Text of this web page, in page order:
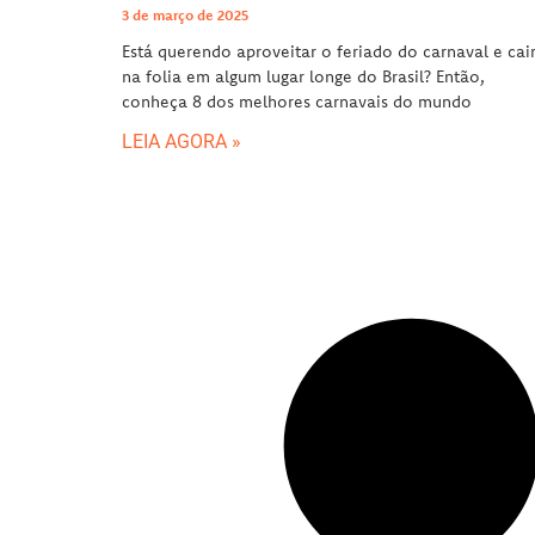
3 de março de 2025
Está querendo aproveitar o feriado do carnaval e cair
na folia em algum lugar longe do Brasil? Então,
conheça 8 dos melhores carnavais do mundo
LEIA AGORA »